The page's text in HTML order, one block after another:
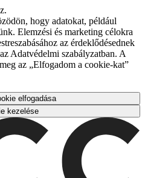
hogy adatokat, például
Elemzési és marketing célokra
az érdeklődésednek
Adatvédelmi szabályzatban. A
az „Elfogadom a cookie-kat”
elfogadása
kezelése